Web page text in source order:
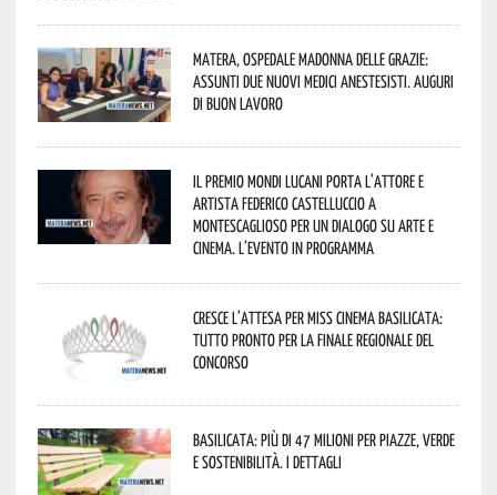
Matera, Ospedale Madonna delle Grazie:
assunti due nuovi medici anestesisti. Auguri
di buon lavoro
Il Premio Mondi Lucani porta l’attore e
artista Federico Castelluccio a
Montescaglioso per un dialogo su arte e
cinema. L’evento in programma
Cresce l’attesa per Miss Cinema Basilicata:
tutto pronto per la finale regionale del
concorso
Basilicata: più di 47 milioni per piazze, verde
e sostenibilità. I dettagli